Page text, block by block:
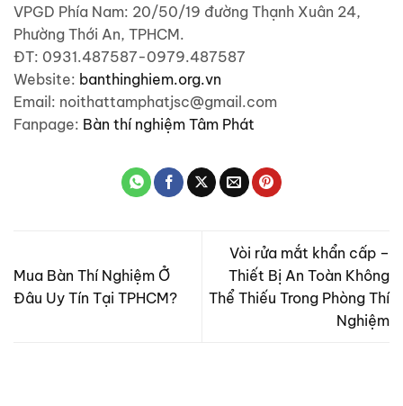
VPGD Phía Nam: 20/50/19 đường Thạnh Xuân 24,
Phường Thới An, TPHCM.
ĐT: 0931.487587-0979.487587
Website: banthinghiem.org.vn
Email: noithattamphatjsc@gmail.com
Fanpage: Bàn thí nghiệm Tâm Phát
Mua Bàn Thí Nghiệm Ở
Đâu Uy Tín Tại TPHCM?
Vòi rửa mắt khẩn cấp –
Thiết Bị An Toàn Không
Thể Thiếu Trong Phòng Thí
Nghiệm